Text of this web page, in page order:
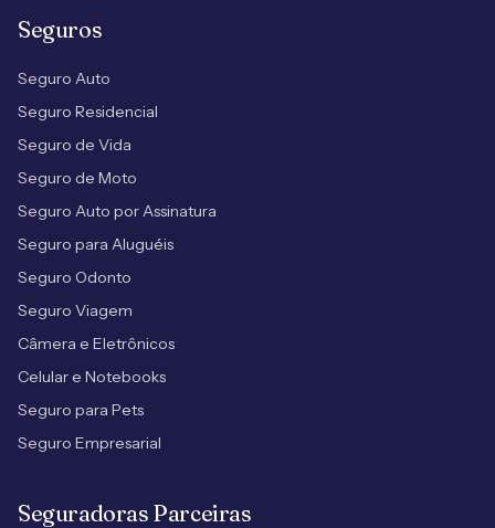
Seguros
Seguro Auto
Seguro Residencial
Seguro de Vida
Seguro de Moto
Seguro Auto por Assinatura
Seguro para Aluguéis
Seguro Odonto
Seguro Viagem
Câmera e Eletrônicos
Celular e Notebooks
Seguro para Pets
Seguro Empresarial
Seguradoras Parceiras